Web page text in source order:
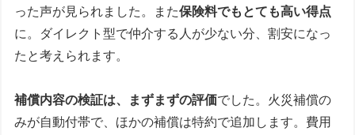
った声が見られました。また保険料でもとても高い得点
に。ダイレクト型で仲介する人が少ない分、割安になっ
たと考えられます。
補償内容の検証は、まずまずの評価でした。火災補償の
みが自動付帯で、ほかの補償は特約で追加します。費用